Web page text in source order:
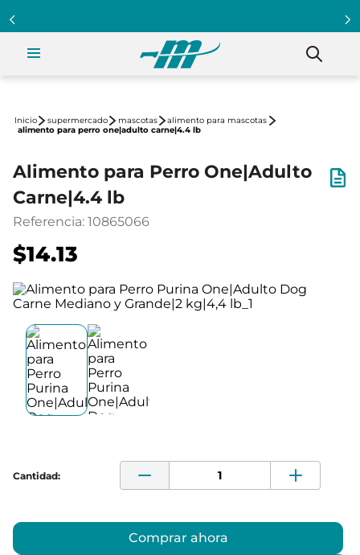
supermercado mascotas
alimento para mascotas
alimento para perro one|adulto carne|4.4 lb
Alimento para Perro One|Adulto
Carne|4.4 lb
Referencia: 10865066
$14.13
Comprar ahora